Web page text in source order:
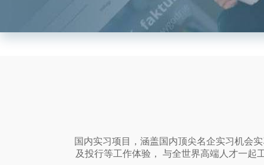
国内实习项目，涵盖国内顶尖名企实习机会
及投行等工作体验， 与全世界高端人才一起